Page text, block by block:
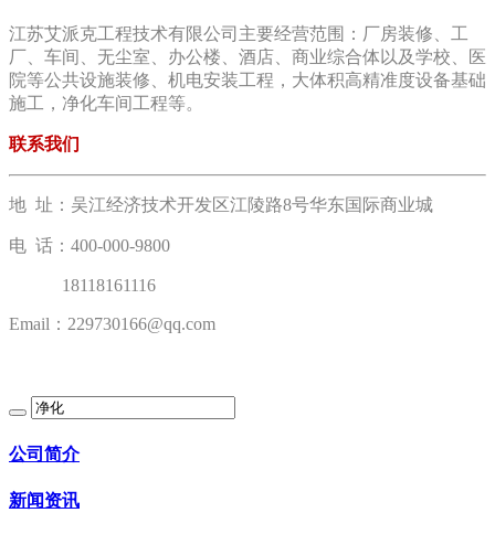
江苏艾派克工程技术有限公司主要经营范围：厂房装修、工
厂、车间、无尘室、办公楼、酒店、商业综合体以及学校、医
院等公共设施装修、机电安装工程，大体积高精准度设备基础
施工，净化车间工程等。
联系我们
地 址：吴江经济技术开发区江陵路8号华东国际商业城
电 话：400-000-9800
18118161116
Email：229730166@qq.com
公司简介
新闻资讯